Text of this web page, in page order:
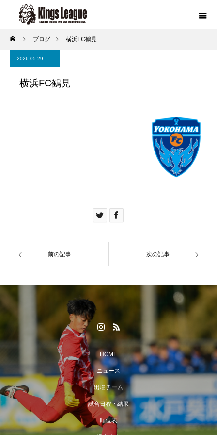
ブログ 横浜FC鶴見
2026.05.29
横浜FC鶴見
前の記事 次の記事
HOME
ニュース
出場チーム
試合日程・結果
順位表